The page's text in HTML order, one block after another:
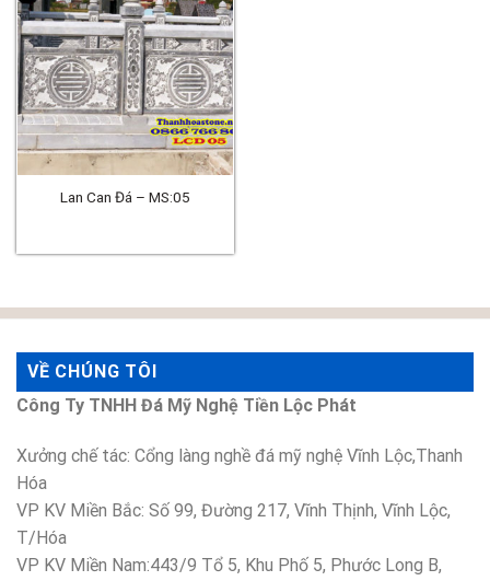
Lan Can Đá – MS:05
VỀ CHÚNG TÔI
Công Ty TNHH Đá Mỹ Nghệ Tiền Lộc Phát
Xưởng chế tác: Cổng làng nghề đá mỹ nghệ Vĩnh Lộc,Thanh
Hóa
VP KV Miền Bắc: Số 99, Đường 217, Vĩnh Thịnh, Vĩnh Lộc,
T/Hóa
VP KV Miền Nam:443/9 Tổ 5, Khu Phố 5, Phước Long B,